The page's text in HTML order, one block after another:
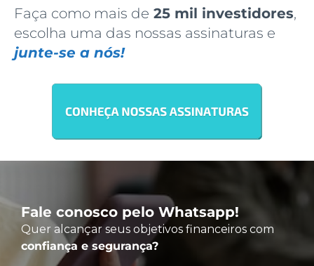
Faça como mais de 25 mil investidores,
escolha uma das nossas assinaturas e
junte-se a nós!
Fale conosco pelo Whatsapp!
Quer alcançar seus objetivos financeiros com
confiança e segurança?